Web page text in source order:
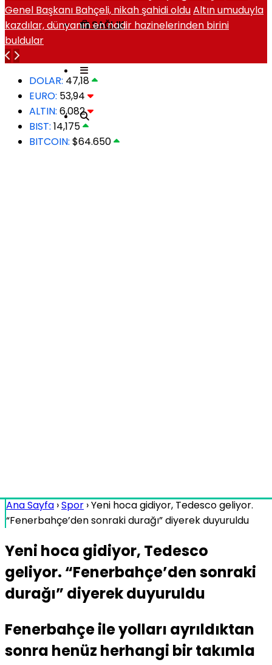
SAĞLIK
Genel Başkanı Bahçeli, nikah şahidi olduAltın umuduyla
kazdılar, dünyanın en nadir hazinelerinden birini
buldular
DOLAR: 47,18
EURO: 53,94
ALTIN: 6,082
BIST: 14,175
BITCOIN: $64.650
Ana Sayfa ›Spor ›Yeni hoca gidiyor, Tedesco geliyor.
“Fenerbahçe’den sonraki durağı” diyerek duyuruldu
Yeni hoca gidiyor, Tedesco
geliyor. “Fenerbahçe’den sonraki
durağı” diyerek duyuruldu
Fenerbahçe ile yolları ayrıldıktan
sonra henüz herhangi bir takımla